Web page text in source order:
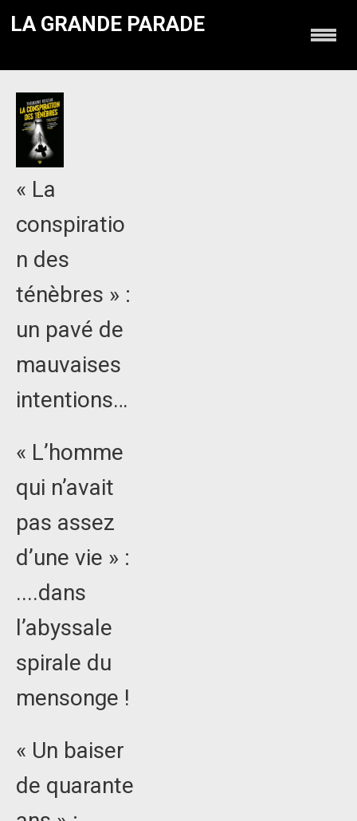
LA GRANDE PARADE
« La
conspiratio
n des
ténèbres » :
un pavé de
mauvaises
intentions…
« L’homme
qui n’avait
pas assez
d’une vie » :
....dans
l’abyssale
spirale du
mensonge !
« Un baiser
de quarante